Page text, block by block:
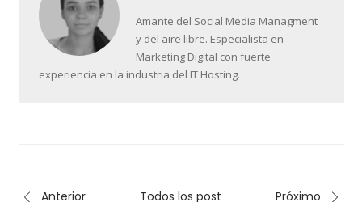
Amante del Social Media Managment
y del aire libre. Especialista en
Marketing Digital con fuerte
experiencia en la industria del IT Hosting.
Anterior Todos los post Próximo